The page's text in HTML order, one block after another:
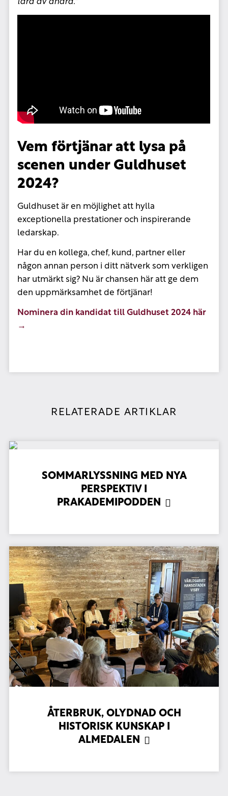
Vem förtjänar att lysa på
scenen under Guldhuset
2024?
Guldhuset är en möjlighet att hylla
exceptionella prestationer och inspirerande
ledarskap.
Har du en kollega, chef, kund, partner eller
någon annan person i ditt nätverk som verkligen
har utmärkt sig? Nu är chansen här att ge dem
den uppmärksamhet de förtjänar!
Nominera din kandidat till Guldhuset 2024 här
→
RELATERADE ARTIKLAR
SOMMARLYSSNING MED NYA
PERSPEKTIV I
PRAKADEMIPODDEN
ÅTERBRUK, OLYDNAD OCH
HISTORISK KUNSKAP I
ALMEDALEN